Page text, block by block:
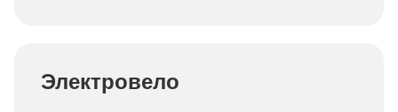
Электровело